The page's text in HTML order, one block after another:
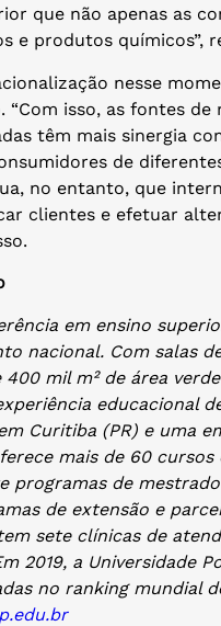
que não apenas as
e produtos químicos”,
nesse
“Com isso, as fontes
têm mais sinergia
de
no entanto, que
clientes e efetuar
em ensino
nacional. Com salas
mil m² de área
educacional
Curitiba (PR) e uma
mais de 60
programas de
de extensão e
sete clínicas de
2019, a Universidade
no ranking mundial